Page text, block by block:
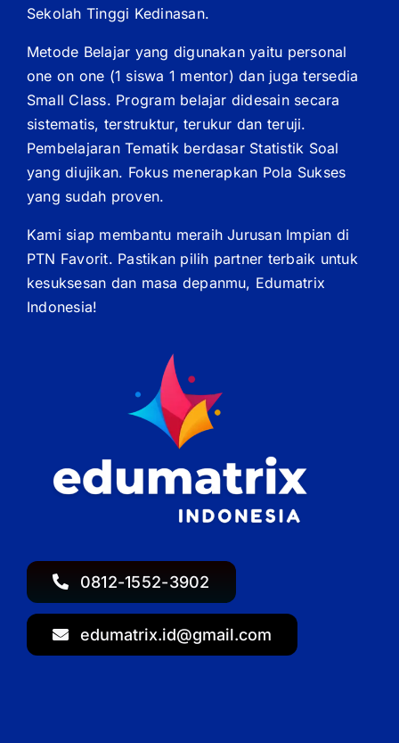
0812-1552-3902
edumatrix.id@gmail.com
Sekolah Tinggi Kedinasan.
Metode Belajar yang digunakan yaitu personal
one on one (1 siswa 1 mentor) dan juga tersedia
Small Class. Program belajar didesain secara
sistematis, terstruktur, terukur dan teruji.
Pembelajaran Tematik berdasar Statistik Soal
yang diujikan. Fokus menerapkan Pola Sukses
yang sudah proven.
Kami siap membantu meraih Jurusan Impian di
PTN Favorit. Pastikan pilih partner terbaik untuk
kesuksesan dan masa depanmu, Edumatrix
Indonesia!